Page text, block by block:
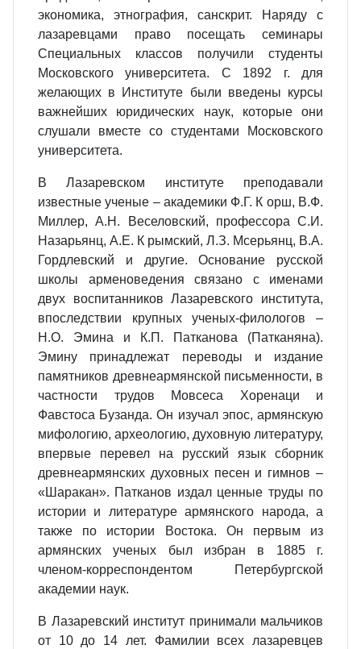
экономика, этнография, санскрит. Наряду с
лазаревцами право посещать семинары
Специальных классов получили студенты
Московского университета. С 1892 г. для
желающих в Институте были введены курсы
важнейших юридических наук, которые они
слушали вместе со студентами Московского
университета.
В Лазаревском институте преподавали
известные ученые – академики Ф.Г. К орш, В.Ф.
Миллер, А.Н. Веселовский, профессора С.И.
Назарьянц, А.Е. К рымский, Л.З. Мсерьянц, В.А.
Гордлевский и другие. Основание русской
школы арменоведения связано с именами
двух воспитанников Лазаревского института,
впоследствии крупных ученых-филологов –
Н.О. Эмина и К.П. Патканова (Патканяна).
Эмину принадлежат переводы и издание
памятников древнеармянской письменности, в
частности трудов Мовсеса Хоренаци и
Фавстоса Бузанда. Он изучал эпос, армянскую
мифологию, археологию, духовную литературу,
впервые перевел на русский язык сборник
древнеармянских духовных песен и гимнов –
«Шаракан». Патканов издал ценные труды по
истории и литературе армянского народа, а
также по истории Востока. Он первым из
армянских ученых был избран в 1885 г.
членом-корреспондентом Петербургской
академии наук.
В Лазаревский институт принимали мальчиков
от 10 до 14 лет. Фамилии всех лазаревцев